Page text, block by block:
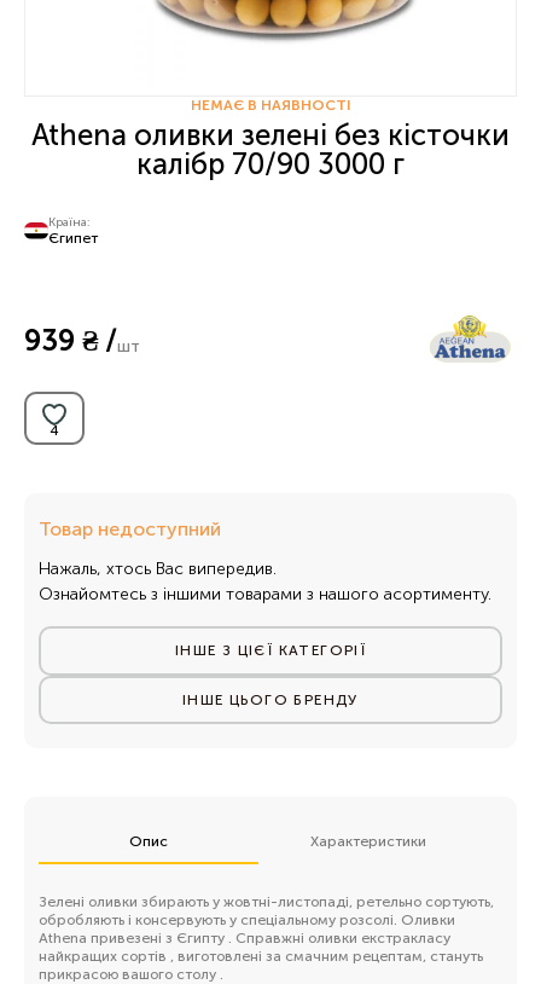
НЕМАЄ В НАЯВНОСТІ
Athena оливки зелені без кісточки
калібр 70/90 3000 г
Країна:
Єгипет
939 ₴ /шт
Товар недоступний
Нажаль, хтось Вас випередив.
Ознайомтесь з іншими товарами з нашого асортименту.
ІНШЕ З ЦІЄЇ КАТЕГОРІЇ
ІНШЕ ЦЬОГО БРЕНДУ
Опис Характеристики
Зелені оливки збирають у жовтні-листопаді, ретельно сортують,
обробляють і консервують у спеціальному розсолі. Оливки
Athena привезені з Єгипту . Справжні оливки екстракласу
найкращих сортів , виготовлені за смачним рецептам, стануть
прикрасою вашого столу .